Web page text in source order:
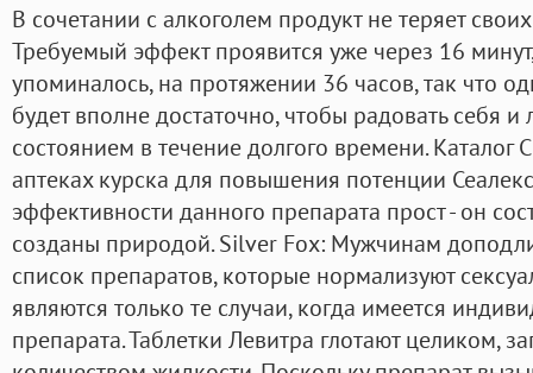
В сочетании с алкоголем продукт не теряет
Требуемый эффект проявится уже через 16
упоминалось, на протяжении 36 часов, так что
будет вполне достаточно, чтобы радовать себя
состоянием в течение долгого времени. Каталог
аптеках курска для повышения потенции
эффективности данного препарата прост - он
созданы природой. Silver Fox: Мужчинам
список препаратов, которые нормализуют
являются только те случаи, когда имеется
препарата. Таблетки Левитра глотают целиком,